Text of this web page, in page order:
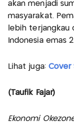
akan menjadi
masyarakat.
lebih terjangkau
Indonesia emas
Lihat juga: Cover
(Taufik Fajar)
Ekonomi